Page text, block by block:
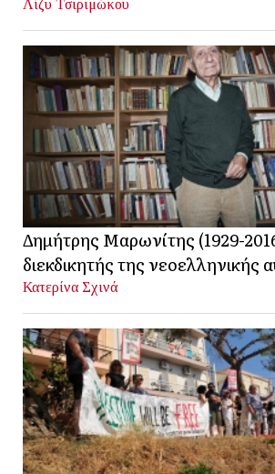
Λίζυ Τσιριμώκου
Δημήτρης Μαρωνίτης (1929-
διεκδικητής της νεοελληνικής
Κατερίνα Σχινά